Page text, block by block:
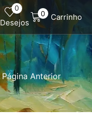
0
Desejos
0 Carrinho
Página Anterior